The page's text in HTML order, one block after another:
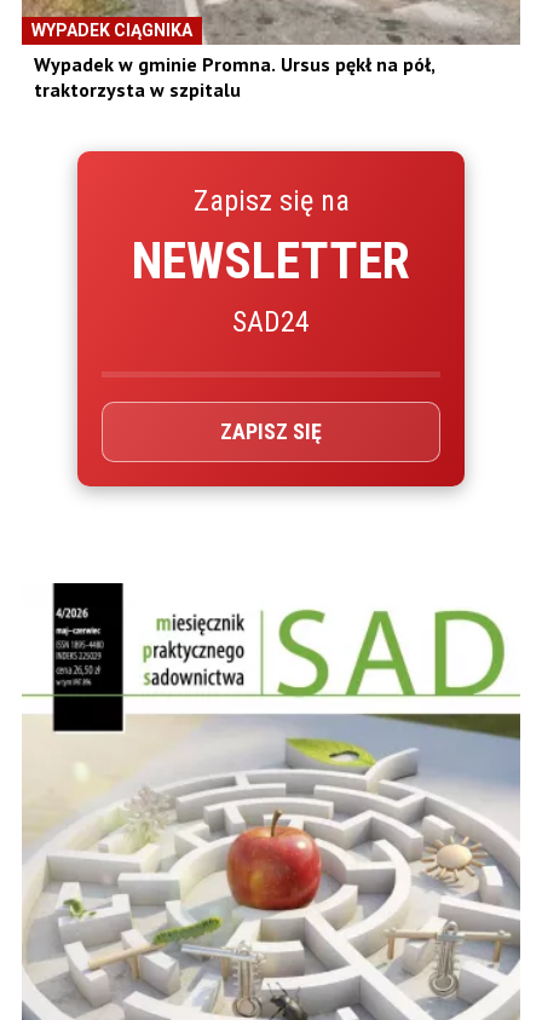
WYPADEK CIĄGNIKA
Wypadek w gminie Promna. Ursus pękł na pół,
traktorzysta w szpitalu
Zapisz się na
NEWSLETTER
SAD24
ZAPISZ SIĘ